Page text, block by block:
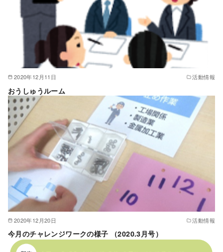
2020年12月11日 活動情報
おうしゅうルーム
2020年12月20日 活動情報
今月のチャレンジワークの様子 （2020.3月号）